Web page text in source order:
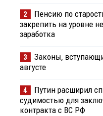
2
Пенсию по
закрепить на уровне
заработка
3
Законы,
августе
4
Путин расширил
судимостью для
контракта с ВС РФ